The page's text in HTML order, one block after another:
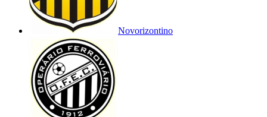
Novorizontino